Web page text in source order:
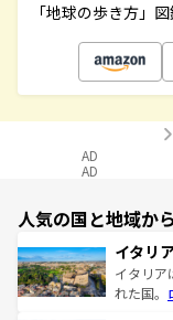
「地球の歩き方」
AD
AD
人気の国と地域か
イタリ
イタリア
れた国。